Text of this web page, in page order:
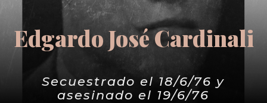
Edgardo José Cardinali
Secuestrado el 18/6/76 y
asesinado el 19/6/76